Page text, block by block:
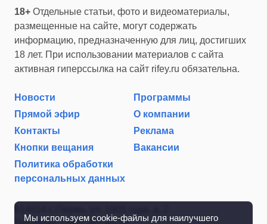
Мы используем cookie-файлы для наилучшего
18+ Отдельные статьи, фото и видеоматериалы,
размещенные на сайте, могут содержать
информацию, предназначенную для лиц, достигших
18 лет. При использовании материалов с сайта
активная гиперссылка на сайт rifey.ru обязательна.
Новости
Программы
Прямой эфир
О компании
Контакты
Реклама
Кнопки вещания
Вакансии
Политика обработки
персональных данных